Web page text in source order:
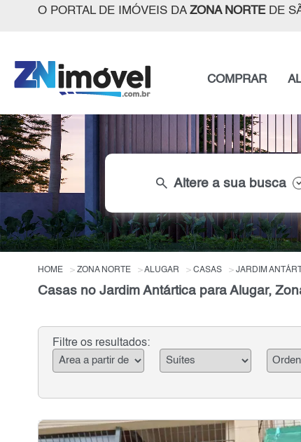
O PORTAL DE IMÓVEIS DA ZONA NORTEDE
COMPRAR
search Altere a sua busca
HOME ZONA NORTE ALUGAR CASAS JARDIM
Casas no Jardim Antártica para Alugar,
Filtre os resultados: